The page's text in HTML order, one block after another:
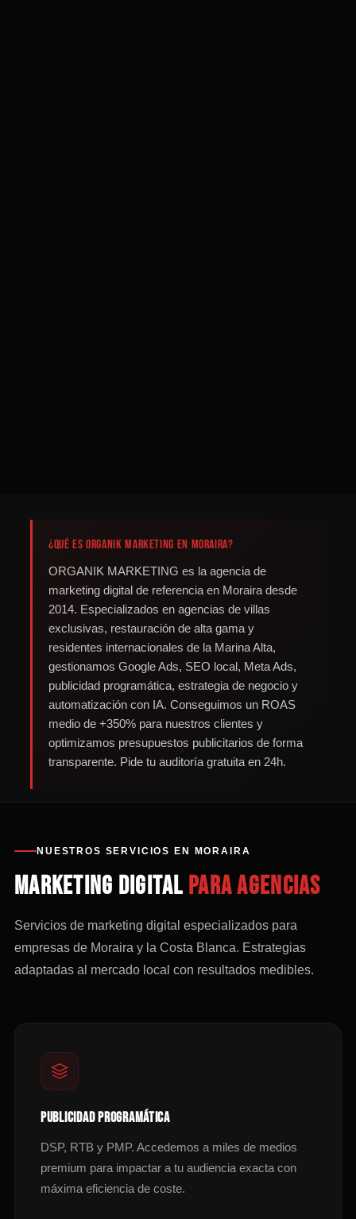
¿Qué es ORGANIK MARKETING en Moraira?
ORGANIK MARKETING es la agencia de
marketing digital de referencia en Moraira desde
2014. Especializados en agencias de villas
exclusivas, restauración de alta gama y
residentes internacionales de la Marina Alta,
gestionamos Google Ads, SEO local, Meta Ads,
publicidad programática, estrategia de negocio y
automatización con IA. Conseguimos un ROAS
medio de +350% para nuestros clientes y
optimizamos presupuestos publicitarios de forma
transparente. Pide tu auditoría gratuita en 24h.
NUESTROS SERVICIOS EN MORAIRA
Marketing digital para agencias
Servicios de marketing digital especializados para
empresas de Moraira y la Costa Blanca. Estrategias
adaptadas al mercado local con resultados medibles.
PUBLICIDAD PROGRAMÁTICA
DSP, RTB y PMP. Accedemos a miles de medios
premium para impactar a tu audiencia exacta con
máxima eficiencia de coste.